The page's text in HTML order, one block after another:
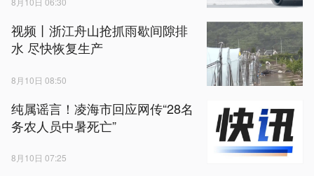
视频丨浙江舟山抢抓雨歇间隙排
水 尽快恢复生产
8月10日 08:50
纯属谣言！凌海市回应网传“28名
务农人员中暑死亡”
8月10日 07:25